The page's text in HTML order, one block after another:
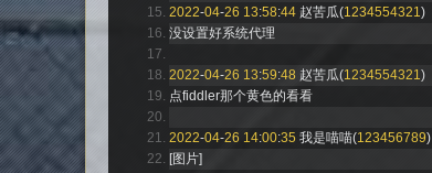
2022-04-26 13:58:44 赵苦瓜(1234554321)
没设置好系统代理
2022-04-26 13:59:48 赵苦瓜(1234554321)
点fiddler那个黄色的看看
2022-04-26 14:00:35 我是喵喵(123456789)
[图片]